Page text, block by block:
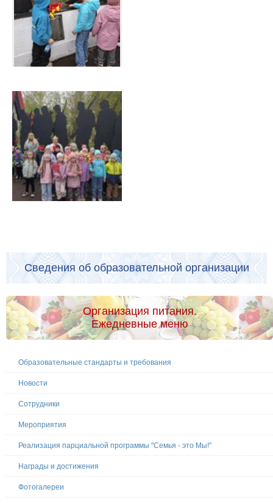
Сведения об образовательной организации
Организация питания.
Ежедневные меню
Образовательные стандарты и требования
Новости
Сотрудники
Мероприятия
Реализация парциальной программы "Семья - это Мы!"
Награды и достижения
Фотогалереи